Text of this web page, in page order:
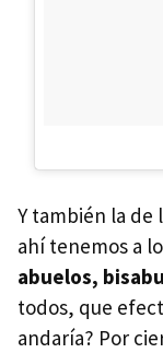
Y también la de
ahí tenemos a
abuelos,
todos, que
andaría? Por